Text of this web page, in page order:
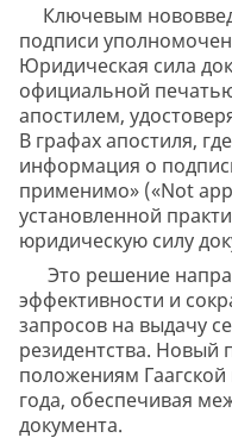
Ключевым
подписи
Юридическая сила
официальной
апостилем,
В графах апостиля,
информация о
применимо» («Not
установленной
юридическую силу
Это решение
эффективности и
запросов на выдачу
резидентства. Новый
положениям Гаагской
года, обеспечивая
документа.